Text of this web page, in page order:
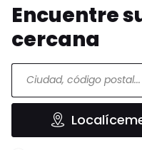
Encuentre
cercana